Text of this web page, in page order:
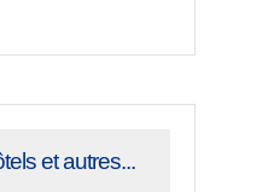
et autres...